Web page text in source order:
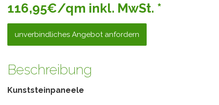
116,95€/qm inkl. MwSt. *
unverbindliches Angebot anfordern
Beschreibung
Kunststeinpaneele